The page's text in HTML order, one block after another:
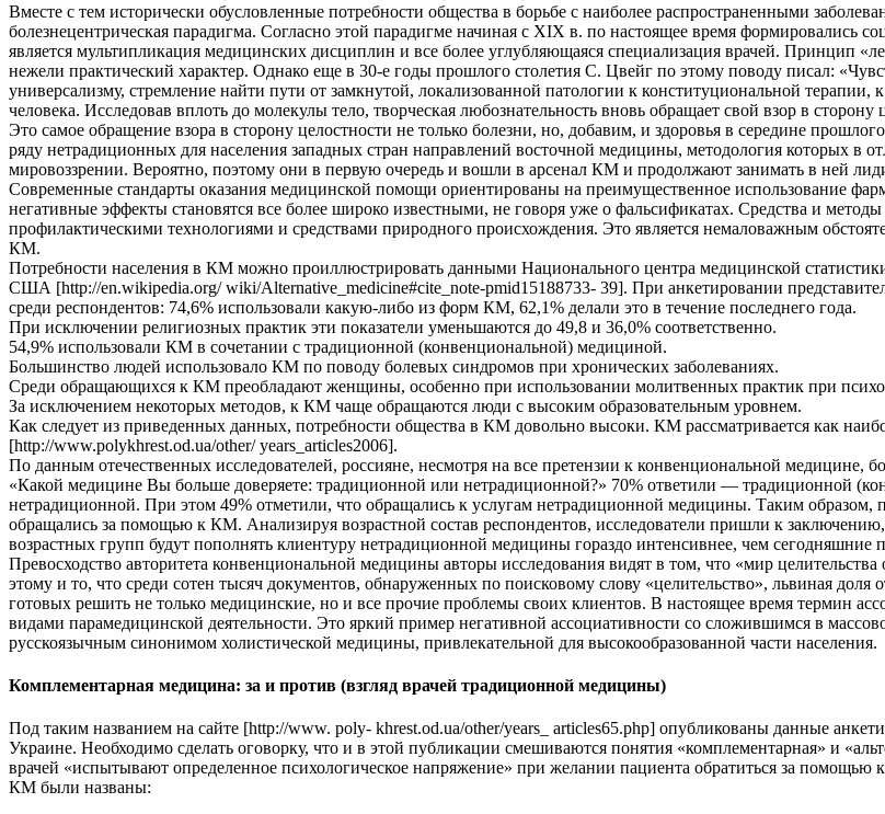
Вместе с тем исторически обусловленные потребности общества в борьбе с наиболее распространенными
болезнецентрическая парадигма. Согласно этой парадигме начиная с XIX в. по настоящее время формировались
является мультипликация медицинских дисциплин и все более углубляющаяся специализация врачей. Принцип
нежели практический характер. Однако еще в 30-е годы прошлого столетия С. Цвейг по этому поводу писал:
универсализму, стремление найти пути от замкнутой, локализованной патологии к конституциональной терапии,
человека. Исследовав вплоть до молекулы тело, творческая любознательность вновь обращает свой взор в
Это самое обращение взора в сторону целостности не только болезни, но, добавим, и здоровья в середине
ряду нетрадиционных для населения западных стран направлений восточной медицины, методология которых в
мировоззрении. Вероятно, поэтому они в первую очередь и вошли в арсенал КМ и продолжают занимать в ней
Современные стандарты оказания медицинской помощи ориентированы на преимущественное использование
негативные эффекты становятся все более широко известными, не говоря уже о фальсификатах. Средства и
профилактическими технологиями и средствами природного происхождения. Это является немаловажным
КМ.
Потребности населения в КМ можно проиллюстрировать данными Национального центра медицинской
США [http://en.wikipedia.org/ wiki/Alternative_medicine#cite_note-pmid15188733- 39]. При анкетировании
среди респондентов: 74,6% использовали какую-либо из форм КМ, 62,1% делали это в течение последнего года.
При исключении религиозных практик эти показатели уменьшаются до 49,8 и 36,0% соответственно.
54,9% использовали КМ в сочетании с традиционной (конвенциональной) медициной.
Большинство людей использовало КМ по поводу болевых синдромов при хронических заболеваниях.
Среди обращающихся к КМ преобладают женщины, особенно при использовании молитвенных практик при
За исключением некоторых методов, к КМ чаще обращаются люди с высоким образовательным уровнем.
Как следует из приведенных данных, потребности общества в КМ довольно высоки. КМ рассматривается как
[http://www.polykhrest.od.ua/other/ years_articles2006].
По данным отечественных исследователей, россияне, несмотря на все претензии к конвенциональной медицине,
«Какой медицине Вы больше доверяете: традиционной или нетрадиционной?» 70% ответили — традиционной
нетрадиционной. При этом 49% отметили, что обращались к услугам нетрадиционной медицины. Таким
обращались за помощью к КМ. Анализируя возрастной состав респондентов, исследователи пришли к
возрастных групп будут пополнять клиентуру нетрадиционной медицины гораздо интенсивнее, чем
Превосходство авторитета конвенциональной медицины авторы исследования видят в том, что «мир
этому и то, что среди сотен тысяч документов, обнаруженных по поисковому слову «целительство», львиная доля
готовых решить не только медицинские, но и все прочие проблемы своих клиентов. В настоящее время термин
видами парамедицинской деятельности. Это яркий пример негативной ассоциативности со сложившимся в
русскоязычным синонимом холистической медицины, привлекательной для высокообразованной части населения.
Комплементарная медицина: за и против (взгляд врачей традиционной медицины)
Под таким названием на сайте [http://www. poly- khrest.od.ua/other/years_ articles65.php] опубликованы данные
Украине. Необходимо сделать оговорку, что и в этой публикации смешиваются понятия «комплементарная» и
врачей «испытывают определенное психологическое напряжение» при желании пациента обратиться за
КМ были названы: